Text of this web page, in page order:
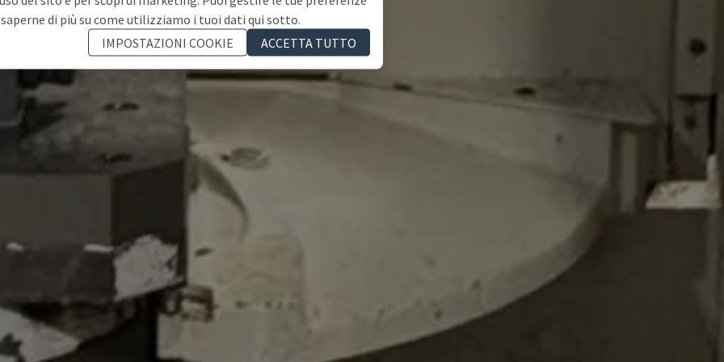
di più su come utilizziamo i tuoi dati qui sotto.
IMPOSTAZIONI COOKIE
ACCETTA TUTTO